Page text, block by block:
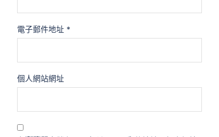
電子郵件地址 *
個人網站網址